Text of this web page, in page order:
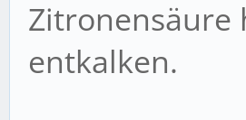
Zitronensäure
entkalken.